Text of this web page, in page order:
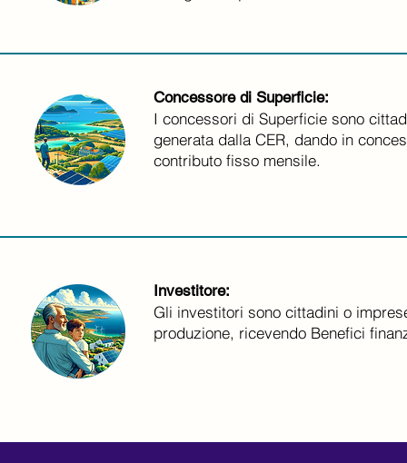
Concessore di Superficie:
I concessori di Superficie sono
generata dalla CER, dando in
contributo fisso mensile.
Investitore:
Gli investitori sono cittadini o
produzione, ricevendo Benefici